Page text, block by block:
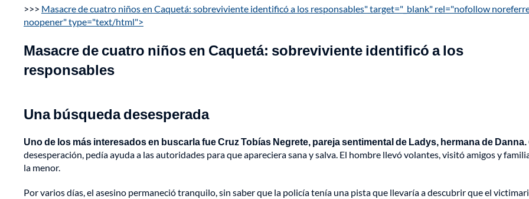
>>> Masacre de cuatro niños en Caquetá: sobreviviente identificó a los responsables" target="_blank" rel="nofollow
noopener" type="text/html">
Masacre de cuatro niños en Caquetá: sobreviviente identificó a los
responsables
Una búsqueda desesperada
Uno de los más interesados en buscarla fue Cruz Tobías Negrete, pareja sentimental de Ladys, hermana de Danna.
desesperación, pedía ayuda a las autoridades para que apareciera sana y salva. El hombre llevó volantes, visitó amigos y
la menor.
Por varios días, el asesino permaneció tranquilo, sin saber que la policía tenía una pista que llevaría a descubrir que el